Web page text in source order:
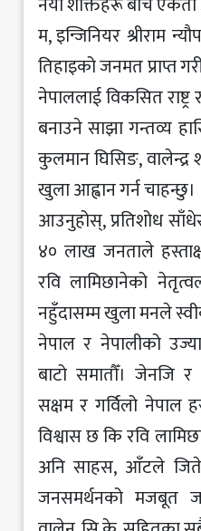
म, इन्जिनियर श्रीराम
तिहाइको जनमत प्राप्त
नेपाललाई विकसित
बनाउने साझा गन्तव्य
कुलमान घिसिङ, वालेन्द्र
खुला आह्वान गर्न चाहन्छु।
आउनुहोस्, प्रतिशोध
४० लाख जनताले
रवि लामिछानेको
नहुँदासम्म खुला मनले
नेपाल र नेपालीको
बाटो समातौँ। जेनजि र
सक्षम र गर्विलो नेपाल
विश्वास छ कि रवि
अनि साहस, आँटले
जनसमर्थनको मजबूत